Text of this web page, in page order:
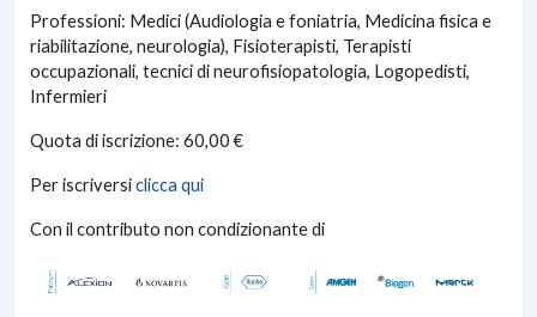
Professioni: Medici (Audiologia e foniatria, Medicina fisica e
riabilitazione, neurologia), Fisioterapisti, Terapisti
occupazionali, tecnici di neurofisiopatologia, Logopedisti,
Infermieri
Quota di iscrizione: 60,00 €
Per iscriversiclicca qui
Con il contributo non condizionante di